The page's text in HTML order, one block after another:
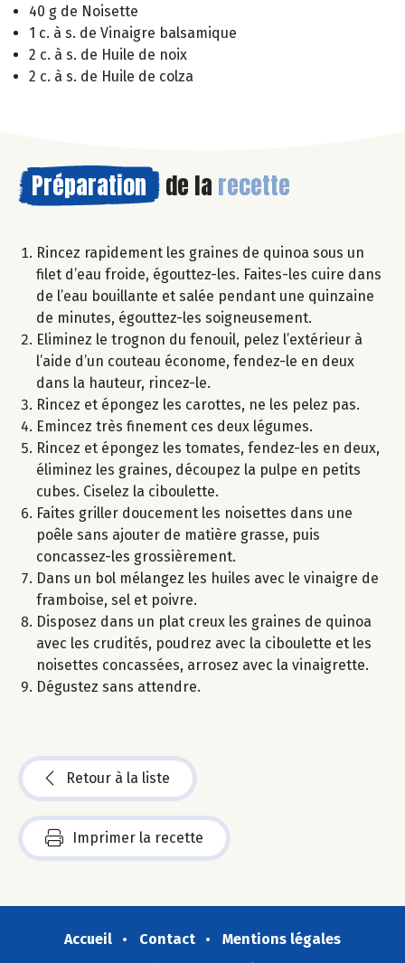
40 g de Noisette
1 c. à s. de Vinaigre balsamique
2 c. à s. de Huile de noix
2 c. à s. de Huile de colza
Préparation de la recette
Rincez rapidement les graines de quinoa sous un
filet d’eau froide, égouttez-les. Faites-les cuire dans
de l’eau bouillante et salée pendant une quinzaine
de minutes, égouttez-les soigneusement.
Eliminez le trognon du fenouil, pelez l’extérieur à
l’aide d’un couteau économe, fendez-le en deux
dans la hauteur, rincez-le.
Rincez et épongez les carottes, ne les pelez pas.
Emincez très finement ces deux légumes.
Rincez et épongez les tomates, fendez-les en deux,
éliminez les graines, découpez la pulpe en petits
cubes. Ciselez la ciboulette.
Faites griller doucement les noisettes dans une
poêle sans ajouter de matière grasse, puis
concassez-les grossièrement.
Dans un bol mélangez les huiles avec le vinaigre de
framboise, sel et poivre.
Disposez dans un plat creux les graines de quinoa
avec les crudités, poudrez avec la ciboulette et les
noisettes concassées, arrosez avec la vinaigrette.
Dégustez sans attendre.
Retour à la liste
Imprimer la recette
Accueil Contact
Mentions légales